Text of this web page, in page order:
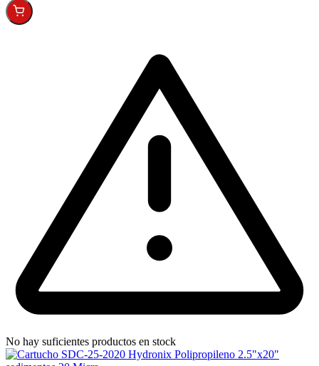
No hay suficientes productos en stock